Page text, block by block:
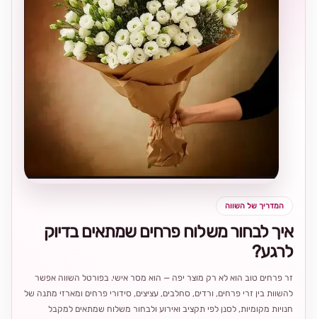
המדריך של השווה
איך לבחור משלוח פרחים שמתאים בדיוק
לרגע?
זר פרחים טוב הוא לא רק מוצר יפה — הוא מסר אישי. בפורטל השווה אפשר
להשוות בין זרי פרחים, ורדים, סחלבים, עציצים, סידורי פרחים ומארזי מתנה של
חנויות מקומיות, לסנן לפי תקציב ואירוע ולבחור משלוח שמתאים למקבל